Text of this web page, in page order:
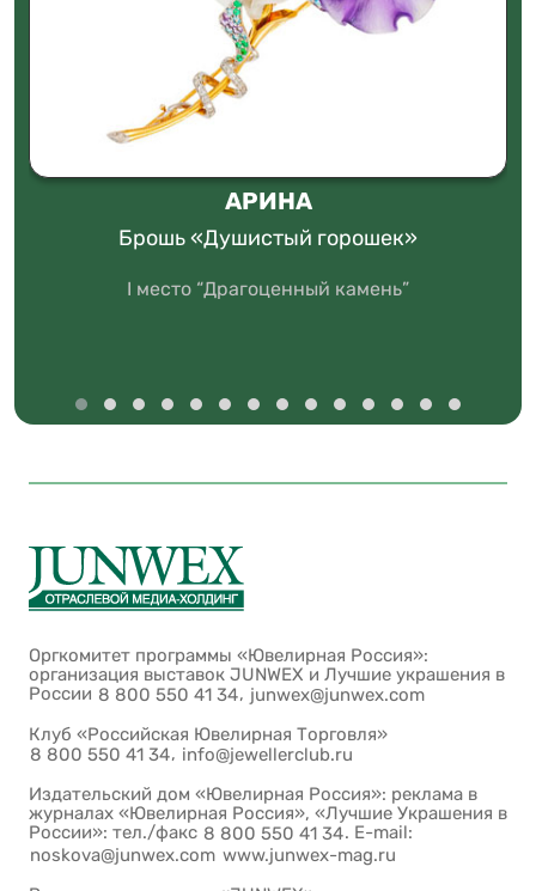
АРИНА
Брошь «Душистый горошек»
I место “Драгоценный камень”
Оргкомитет программы «Ювелирная Россия»:
организация выставок JUNWEX и Лучшие украшения в
России 8 800 550 41 34, junwex@junwex.com
Клуб «Российская Ювелирная Торговля»
8 800 550 41 34, info@jewellerclub.ru
Издательский дом «Ювелирная Россия»: реклама в
журналах «Ювелирная Россия», «Лучшие Украшения в
России»: тел./факс 8 800 550 41 34. E-mail:
noskova@junwex.com www.junwex-mag.ru